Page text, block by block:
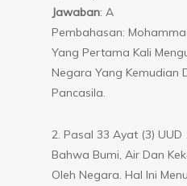
Jawaban: A
Pembahasan:
Yang Pertama Kali
Negara Yang Kemudian
Pancasila.
2. Pasal 33 Ayat (3) UUD
Bahwa Bumi, Air Dan
Oleh Negara. Hal Ini